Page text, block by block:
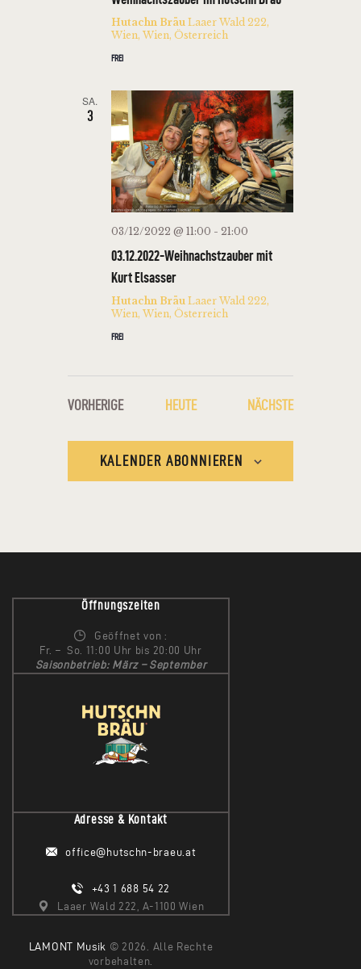
Hutachn Bräu Laaer Wald 222,
Wien, Wien, Österreich
FREI
SA.
3
03/12/2022 @ 11:00 - 21:00
03.12.2022-Weihnachstzauber mit
Kurt Elsasser
Hutachn Bräu Laaer Wald 222,
Wien, Wien, Österreich
FREI
VORHERIGE
HEUTE NÄCHSTE
KALENDER ABONNIEREN
Öffnungszeiten
Geöffnet von :
Fr. – So. 11:00 Uhr bis 20:00 Uhr
Saisonbetrieb: März – September
Adresse & Kontakt
office@hutschn-braeu.at
+43 1 688 54 22
Laaer Wald 222, A-1100 Wien
LAMONT Musik © 2026. Alle Rechte
vorbehalten.